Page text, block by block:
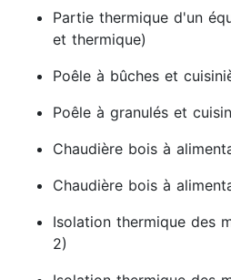
Partie thermique d'un
et thermique)
Poêle à bûches et
Poêle à granulés et
Chaudière bois à
Chaudière bois à
Isolation thermique des
2)